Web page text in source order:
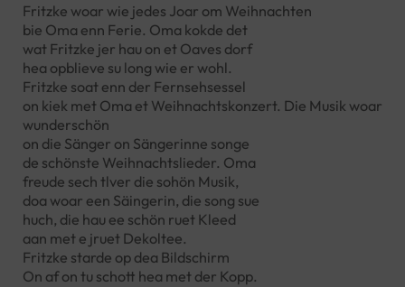
Fritzke woar wie jedes Joar om Weihnachten
bie Oma enn Ferie. Oma kokde det
wat Fritzke jer hau on et Oaves dorf
hea opblieve su long wie er wohl.
Fritzke soat enn der Fernsehsessel
on kiek met Oma et Weihnachtskonzert. Die Musik woar
wunderschön
on die Sänger on Sängerinne songe
de schönste Weihnachtslieder. Oma
freude sech tlver die sohön Musik,
doa woar een Säingerin, die song sue
huch, die hau ee schön ruet Kleed
aan met e jruet Dekoltee.
Fritzke starde op dea Bildschirm
On af on tu schott hea met der Kopp.